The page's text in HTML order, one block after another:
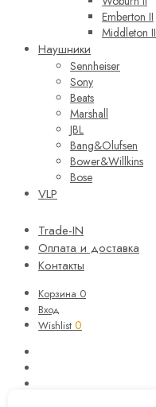
Emberton II
Middleton II
Наушники
Sennheiser
Sony
Beats
Marshall
JBL
Bang&Olufsen
Bower&Willkins
Bose
VLP
Trade-IN
Оплата и доставка
Контакты
Корзина 0
Вход
Wishlist 0